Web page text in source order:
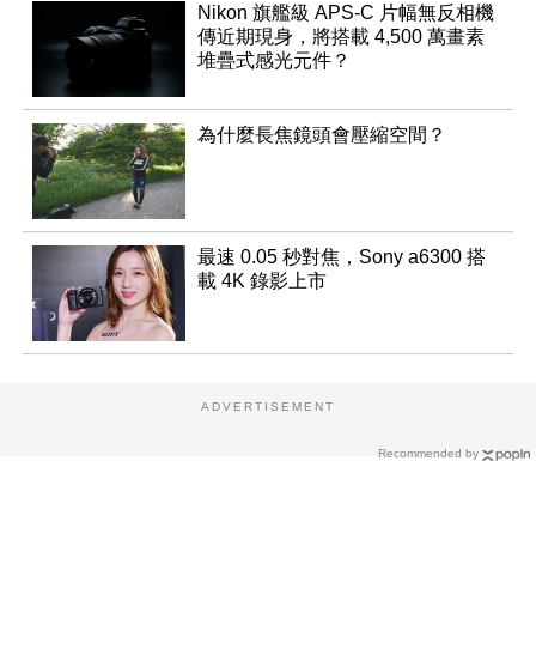
Nikon 旗艦級 APS-C 片幅無反相機
傳近期現身，將搭載 4,500 萬畫素
堆疊式感光元件？
為什麼長焦鏡頭會壓縮空間？
最速 0.05 秒對焦，Sony a6300 搭
載 4K 錄影上市
Recommended by
ADVERTISEMENT